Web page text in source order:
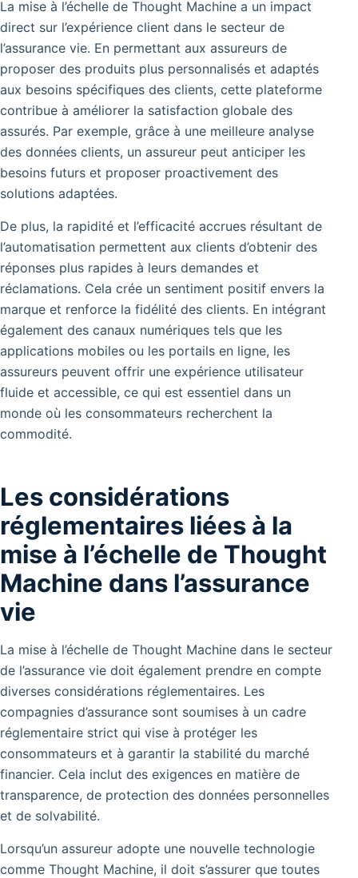
La mise à l’échelle de Thought Machine a un impact
direct sur l’expérience client dans le secteur de
l’assurance vie. En permettant aux assureurs de
proposer des produits plus personnalisés et adaptés
aux besoins spécifiques des clients, cette plateforme
contribue à améliorer la satisfaction globale des
assurés. Par exemple, grâce à une meilleure analyse
des données clients, un assureur peut anticiper les
besoins futurs et proposer proactivement des
solutions adaptées.
De plus, la rapidité et l’efficacité accrues résultant de
l’automatisation permettent aux clients d’obtenir des
réponses plus rapides à leurs demandes et
réclamations. Cela crée un sentiment positif envers la
marque et renforce la fidélité des clients. En intégrant
également des canaux numériques tels que les
applications mobiles ou les portails en ligne, les
assureurs peuvent offrir une expérience utilisateur
fluide et accessible, ce qui est essentiel dans un
monde où les consommateurs recherchent la
commodité.
Les considérations
réglementaires liées à la
mise à l’échelle de Thought
Machine dans l’assurance
vie
La mise à l’échelle de Thought Machine dans le secteur
de l’assurance vie doit également prendre en compte
diverses considérations réglementaires. Les
compagnies d’assurance sont soumises à un cadre
réglementaire strict qui vise à protéger les
consommateurs et à garantir la stabilité du marché
financier. Cela inclut des exigences en matière de
transparence, de protection des données personnelles
et de solvabilité.
Lorsqu’un assureur adopte une nouvelle technologie
comme Thought Machine, il doit s’assurer que toutes